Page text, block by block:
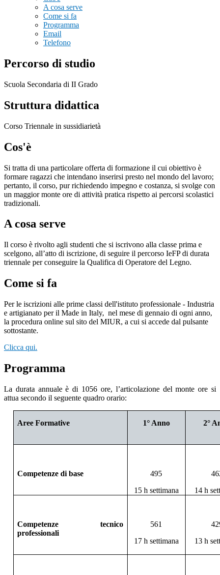
A cosa serve
Come si fa
Programma
Email
Telefono
Percorso di studio
Scuola Secondaria di II Grado
Struttura didattica
Corso Triennale in sussidiarietà
Cos'è
Si tratta di una particolare offerta di formazione il cui obiettivo è
formare ragazzi che intendano inserirsi presto nel mondo del lavoro;
pertanto, il corso, pur richiedendo impegno e costanza, si svolge con
un maggior monte ore di attività pratica rispetto ai percorsi scolastici
tradizionali.
A cosa serve
Il corso è rivolto agli studenti che si iscrivono alla classe prima e
scelgono, all’atto di iscrizione, di seguire il percorso IeFP di durata
triennale per conseguire la Qualifica di Operatore del Legno.
Come si fa
Per le iscrizioni alle prime classi dell'istituto professionale - Industria
e artigianato per il Made in Italy, nel mese di gennaio di ogni anno,
la procedura online sul sito del MIUR, a cui si accede dal pulsante
sottostante.
Clicca qui.
Programma
La durata annuale è di 1056 ore, l’articolazione del monte ore si
attua secondo il seguente quadro orario:
Aree Formative 1° Anno 2°
Competenze di base
495
15 h settimana
14 h
Competenze tecnico
professionali
561
17 h settimana
13 h